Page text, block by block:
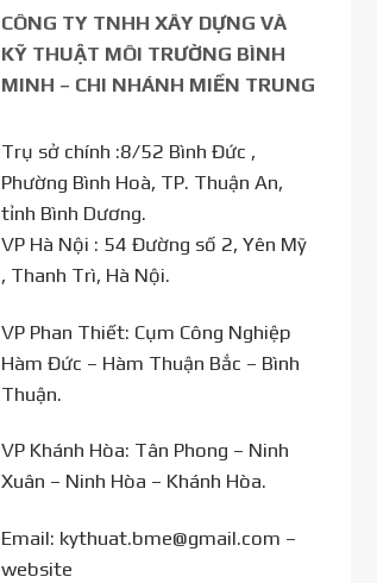
CÔNG TY TNHH XÂY DỰNG VÀ
KỸ THUẬT MÔI TRƯỜNG BÌNH
MINH – CHI NHÁNH MIỀN TRUNG
Trụ sở chính :8/52 Bình Đức ,
Phường Bình Hoà, TP. Thuận An,
tỉnh Bình Dương.
VP Hà Nội : 54 Đường số 2, Yên Mỹ
, Thanh Trì, Hà Nội.
VP Phan Thiết: Cụm Công Nghiệp
Hàm Đức – Hàm Thuận Bắc – Bình
Thuận.
VP Khánh Hòa: Tân Phong – Ninh
Xuân – Ninh Hòa – Khánh Hòa.
Email: kythuat.bme@gmail.com –
website